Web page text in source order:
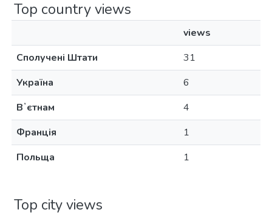
Top country views
views
Сполучені Штати
31
Україна
6
Вʼєтнам
4
Франція
1
Польща
1
Top city views